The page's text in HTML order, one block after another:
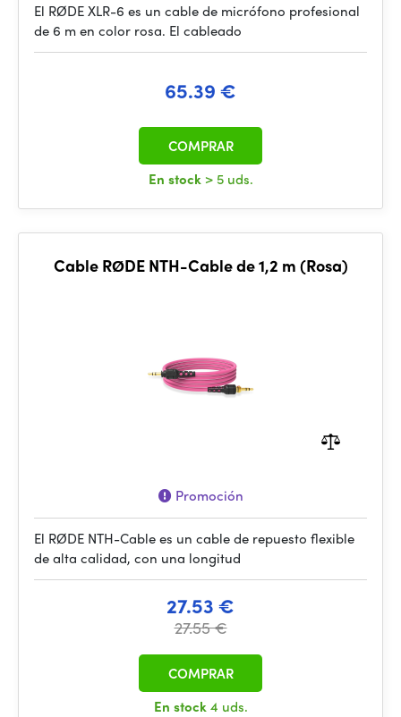
El RØDE XLR-6 es un cable de micrófono profesional
de 6 m en color rosa. El cableado
65.39 €
En stock > 5 uds.
COMPRAR
Cable RØDE NTH-Cable de 1,2 m (Rosa)
Promoción
El RØDE NTH-Cable es un cable de repuesto flexible
de alta calidad, con una longitud
27.53 €
27.55 €
En stock4 uds.
COMPRAR